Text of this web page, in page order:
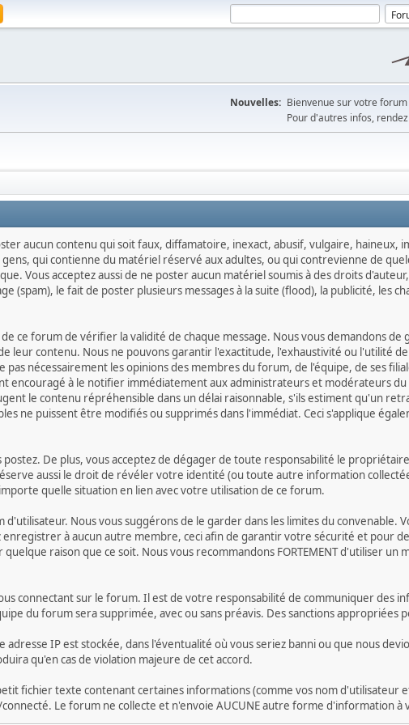
Nouvelles: Bienvenue sur votre forum
Pour d'autres infos,
aucun contenu qui soit faux, diffamatoire, inexact, abusif, vulgaire, haineux,
qui contienne du matériel réservé aux adultes, ou qui contrevienne de
Vous acceptez aussi de ne poster aucun matériel soumis à des droits
(spam), le fait de poster plusieurs messages à la suite (flood), la publicité, les
ce forum de vérifier la validité de chaque message. Nous vous demandons
leur contenu. Nous ne pouvons garantir l'exactitude, l'exhaustivité ou l'utilité
nécessairement les opinions des membres du forum, de l'équipe, de ses
encouragé à le notifier immédiatement aux administrateurs et modérateurs
le contenu répréhensible dans un délai raisonnable, s'ils estiment qu'un
ne puissent être modifiés ou supprimés dans l'immédiat. Ceci s'applique
De plus, vous acceptez de dégager de toute responsabilité le
aussi le droit de révéler votre identité (ou toute autre information
quelle situation en lien avec votre utilisation de ce forum.
Nous vous suggérons de le garder dans les limites du convenable.
à aucun autre membre, ceci afin de garantir votre sécurité et pour
raison que ce soit. Nous vous recommandons FORTEMENT d'utiliser un
connectant sur le forum. Il est de votre responsabilité de communiquer des
du forum sera supprimée, avec ou sans préavis. Des sanctions appropriées
IP est stockée, dans l'éventualité où vous seriez banni ou que nous
qu'en cas de violation majeure de cet accord.
fichier texte contenant certaines informations (comme vos nom d'utilisateur
Le forum ne collecte et n'envoie AUCUNE autre forme d'information